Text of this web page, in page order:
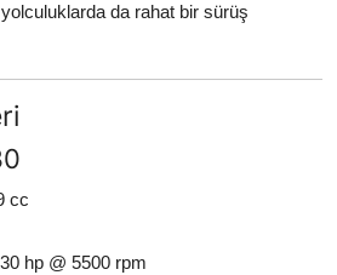
da rahat bir sürüş
cc
hp @ 5500 rpm